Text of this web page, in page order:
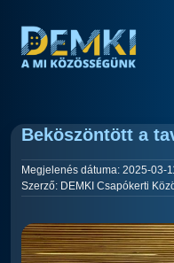
Beköszöntött a
Megjelenés dátuma: 2025-03-
Szerző: DEMKI Csapókerti